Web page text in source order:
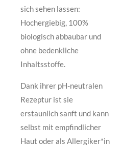
sich sehen lassen:
Hochergiebig, 100%
biologisch abbaubar und
ohne bedenkliche
Inhaltsstoffe.
Dank ihrer pH-neutralen
Rezeptur ist sie
erstaunlich sanft und kann
selbst mit empfindlicher
Haut oder als Allergiker*in